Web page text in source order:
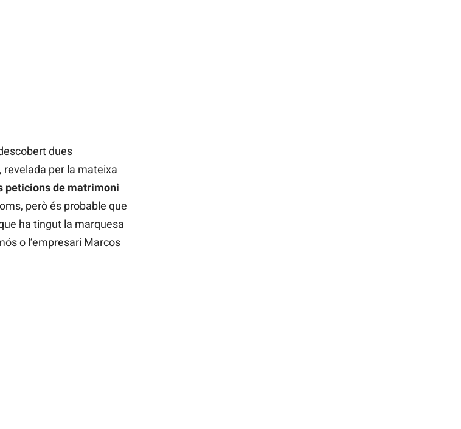
dues
per la mateixa
peticions de matrimoni
però és probable que
ha tingut la marquesa
o l’empresari Marcos